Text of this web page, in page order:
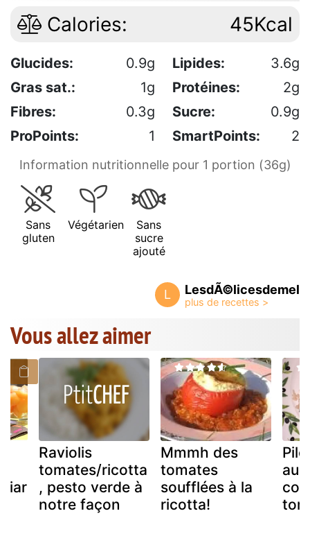
Calories: 45Kcal
Glucides: 0.9g Lipides:
3.6g
Gras sat.:
1g Protéines:
2g
Fibres:
0.3g Sucre:
0.9g
ProPoints:
1 SmartPoints: 2
Information nutritionnelle pour 1 portion (36g)
Sans
gluten
Végétarien
Sans
sucre
ajouté
L LesdÃ©licesdemel
Vous allez aimer
Raviolis
tomates/ricotta
, pesto verde à
notre façon
Mmmh des
tomates
soufflées à la
ricotta!
au